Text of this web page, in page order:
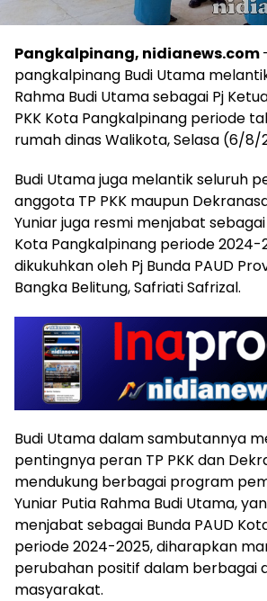
Pangkalpinang, nidianews.com
pangkalpinang Budi Utama
Rahma Budi Utama sebagai Pj
PKK Kota Pangkalpinang periode
rumah dinas Walikota, Selasa (6/8/
Budi Utama juga melantik seluruh
anggota TP PKK maupun
Yuniar juga resmi menjabat sebagai
Kota Pangkalpinang periode 2024-
dikukuhkan oleh Pj Bunda PAUD
Bangka Belitung, Safriati Safrizal.
Budi Utama dalam sambutannya
pentingnya peran TP PKK dan
mendukung berbagai program
Yuniar Putia Rahma Budi Utama,
menjabat sebagai Bunda PAUD
periode 2024-2025, diharapkan
perubahan positif dalam berbagai
masyarakat.